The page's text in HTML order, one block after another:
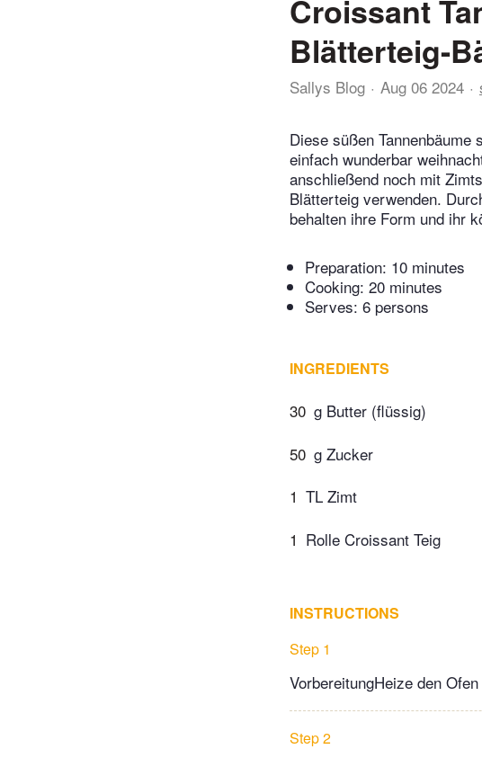
Croissant
Blätterteig-
Sallys Blog Aug 06 2024
Diese süßen
einfach wunderbar
anschließend noch mit
Blätterteig verwenden.
behalten ihre Form und ihr
Preparation: 10 minutes
Cooking: 20 minutes
Serves: 6 persons
INGREDIENTS
30 g Butter (flüssig)
50 g Zucker
1 TL Zimt
1 Rolle Croissant Teig
INSTRUCTIONS
Step 1
VorbereitungHeize den
Step 2